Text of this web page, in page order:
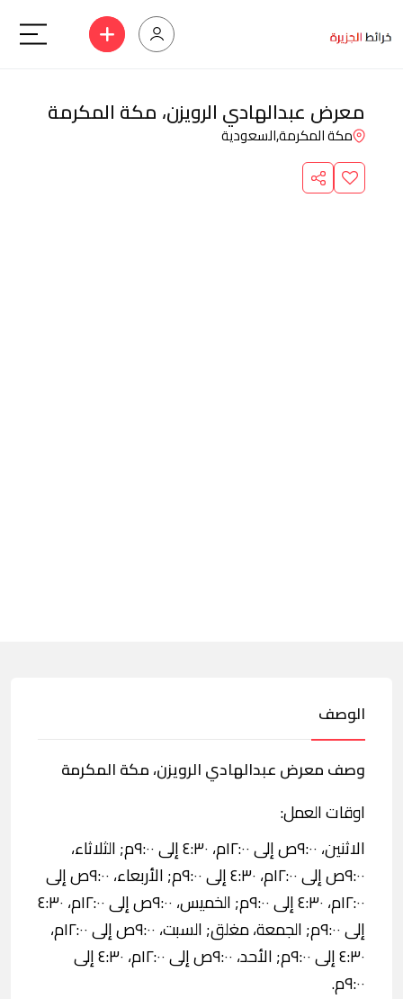
معرض عبدالهادي الرويزن، مكة المكرمة
مكة المكرمة,السعودية
الوصف
وصف معرض عبدالهادي الرويزن، مكة المكرمة
اوقات العمل:
الاثنين، ٩:٠٠ص إلى ١٢:٠٠م، ٤:٣٠ إلى ٩:٠٠م; الثلاثاء،
٩:٠٠ص إلى ١٢:٠٠م، ٤:٣٠ إلى ٩:٠٠م; الأربعاء، ٩:٠٠ص إلى
١٢:٠٠م، ٤:٣٠ إلى ٩:٠٠م; الخميس، ٩:٠٠ص إلى ١٢:٠٠م، ٤:٣٠
إلى ٩:٠٠م; الجمعة، مغلق; السبت، ٩:٠٠ص إلى ١٢:٠٠م،
٤:٣٠ إلى ٩:٠٠م; الأحد، ٩:٠٠ص إلى ١٢:٠٠م، ٤:٣٠ إلى
٩:٠٠م.